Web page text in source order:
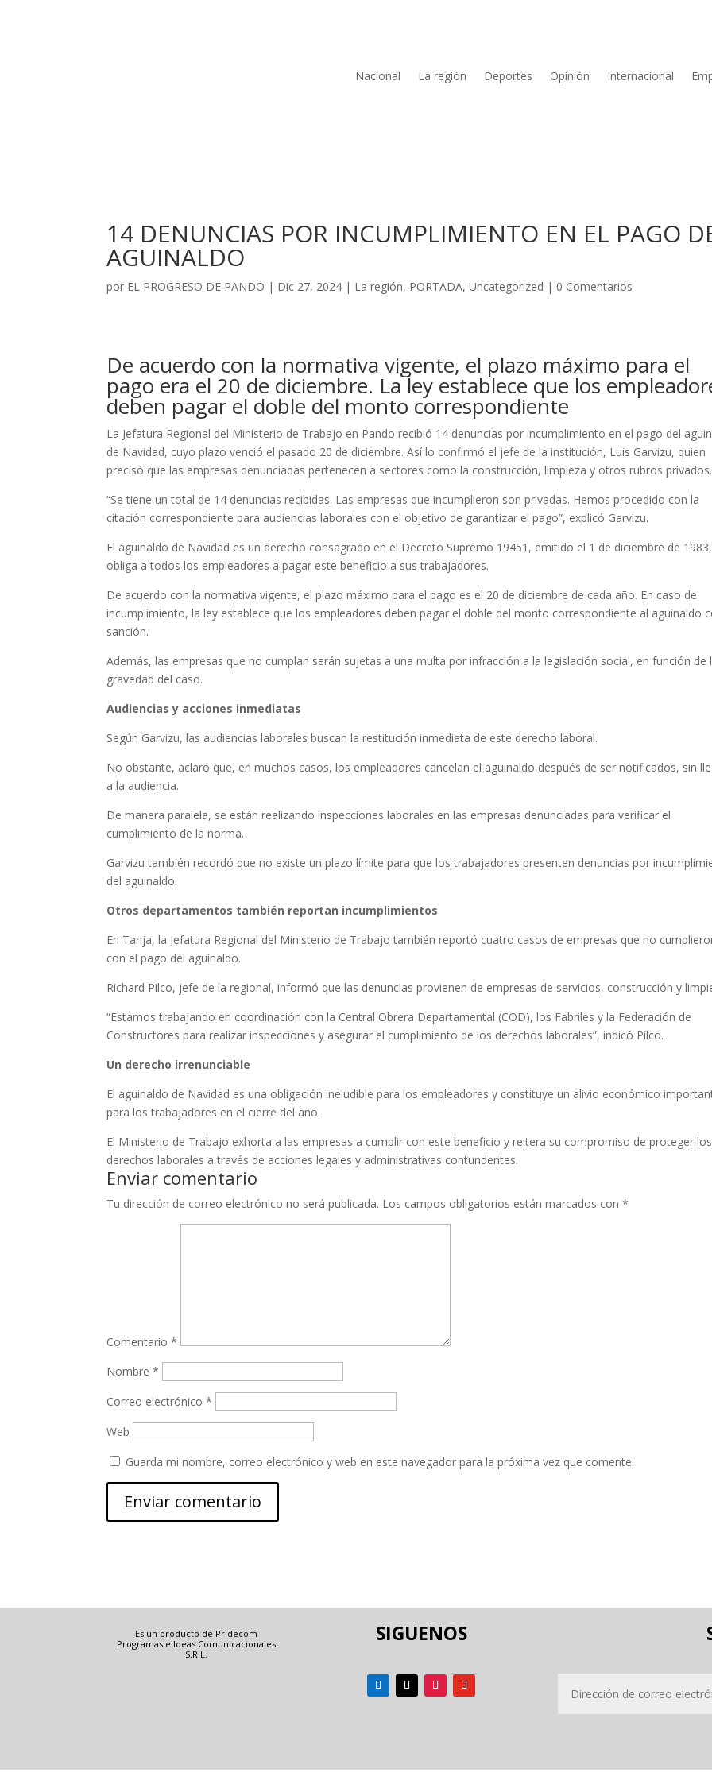
Nacional La región Deportes Opinión Internacional
14 DENUNCIAS POR INCUMPLIMIENTO EN EL PAGO
AGUINALDO
por EL PROGRESO DE PANDO | Dic 27, 2024 | La región, PORTADA,Uncategorized | 0 Comentarios
De acuerdo con la normativa vigente, el plazo máximo para el
pago era el 20 de diciembre. La ley establece que los
deben pagar el doble del monto correspondiente
La Jefatura Regional del Ministerio de Trabajo en Pando recibió 14 denuncias por incumplimiento en el pago del
de Navidad, cuyo plazo venció el pasado 20 de diciembre. Así lo confirmó el jefe de la institución, Luis Garvizu, quien
precisó que las empresas denunciadas pertenecen a sectores como la construcción, limpieza y otros rubros privados.
“Se tiene un total de 14 denuncias recibidas. Las empresas que incumplieron son privadas. Hemos procedido con la
citación correspondiente para audiencias laborales con el objetivo de garantizar el pago”, explicó Garvizu.
El aguinaldo de Navidad es un derecho consagrado en el Decreto Supremo 19451, emitido el 1 de diciembre de
obliga a todos los empleadores a pagar este beneficio a sus trabajadores.
De acuerdo con la normativa vigente, el plazo máximo para el pago es el 20 de diciembre de cada año. En caso de
incumplimiento, la ley establece que los empleadores deben pagar el doble del monto correspondiente al aguinaldo
sanción.
Además, las empresas que no cumplan serán sujetas a una multa por infracción a la legislación social, en función de
gravedad del caso.
Audiencias y acciones inmediatas
Según Garvizu, las audiencias laborales buscan la restitución inmediata de este derecho laboral.
No obstante, aclaró que, en muchos casos, los empleadores cancelan el aguinaldo después de ser notificados, sin
a la audiencia.
De manera paralela, se están realizando inspecciones laborales en las empresas denunciadas para verificar el
cumplimiento de la norma.
Garvizu también recordó que no existe un plazo límite para que los trabajadores presenten denuncias por
del aguinaldo.
Otros departamentos también reportan incumplimientos
En Tarija, la Jefatura Regional del Ministerio de Trabajo también reportó cuatro casos de empresas que no
con el pago del aguinaldo.
Richard Pilco, jefe de la regional, informó que las denuncias provienen de empresas de servicios, construcción y
“Estamos trabajando en coordinación con la Central Obrera Departamental (COD), los Fabriles y la Federación de
Constructores para realizar inspecciones y asegurar el cumplimiento de los derechos laborales”, indicó Pilco.
Un derecho irrenunciable
El aguinaldo de Navidad es una obligación ineludible para los empleadores y constituye un alivio económico
para los trabajadores en el cierre del año.
El Ministerio de Trabajo exhorta a las empresas a cumplir con este beneficio y reitera su compromiso de proteger los
derechos laborales a través de acciones legales y administrativas contundentes.
Enviar comentario
Tu dirección de correo electrónico no será publicada. Los campos obligatorios están marcados con*
Comentario*
Nombre*
Correo electrónico*
Web
Guarda mi nombre, correo electrónico y web en este navegador para la próxima vez que comente.
Es un producto de Pridecom
Programas e Ideas Comunicacionales
S.R.L.
SIGUENOS